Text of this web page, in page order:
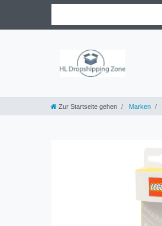
Zur Startseite gehen Marken